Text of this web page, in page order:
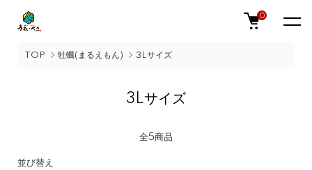
0
TOP 牡蠣(まるえもん) 3Lサイズ
3Lサイズ
全5商品
並び替え